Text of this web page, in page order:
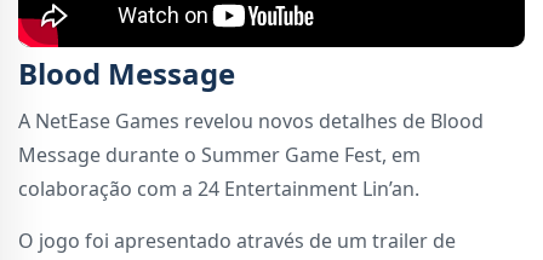
Blood Message
A NetEase Games revelou novos detalhes de Blood
Message durante o Summer Game Fest, em
colaboração com a 24 Entertainment Lin’an.
O jogo foi apresentado através de um trailer de